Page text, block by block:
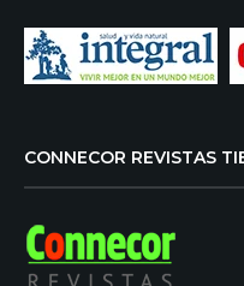
CONNECOR REVISTAS